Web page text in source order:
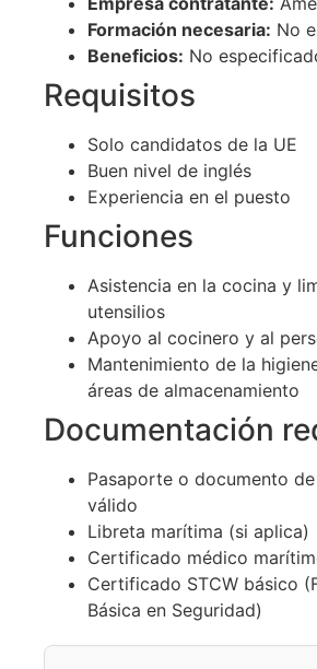
Formación necesaria: No
Beneficios: No
Requisitos
Solo candidatos de la UE
Buen nivel de inglés
Experiencia en el puesto
Funciones
Asistencia en la cocina y
utensilios
Apoyo al cocinero y al
Mantenimiento de la
áreas de almacenamiento
Documentación
Pasaporte o documento
válido
Libreta marítima (si aplica)
Certificado médico
Certificado STCW básico
Básica en Seguridad)